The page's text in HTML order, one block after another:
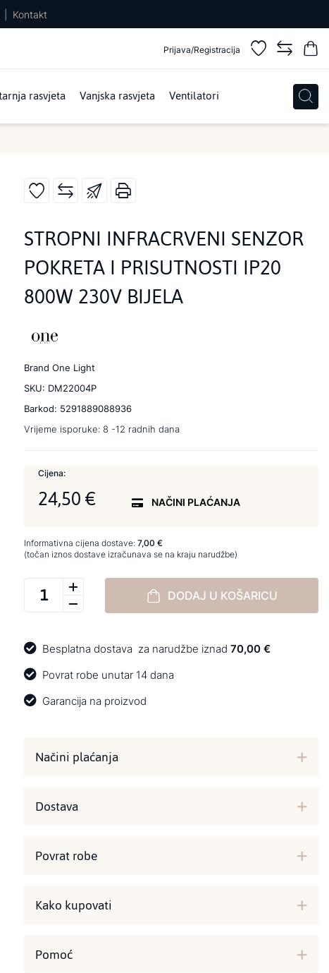
Kontakt
Prijava/Registracija
rasvjeta Vanjska rasvjeta Ventilatori
STROPNI INFRACRVENI SENZOR
POKRETA I PRISUTNOSTI IP20
800W 230V BIJELA
Brand One Light
SKU: DM22004P
Barkod: 5291889088936
Vrijeme isporuke: 8 -12 radnih dana
Cijena:
24,50 € NAČINI PLAĆANJA
Informativna cijena dostave: 7,00 €
(točan iznos dostave izračunava se na kraju narudžbe)
DODAJ U KOŠARICU
Besplatna dostava za narudžbe iznad 70,00 €
Povrat robe unutar 14 dana
Garancija na proizvod
Načini plaćanja
Dostava
Povrat robe
Kako kupovati
Pomoć